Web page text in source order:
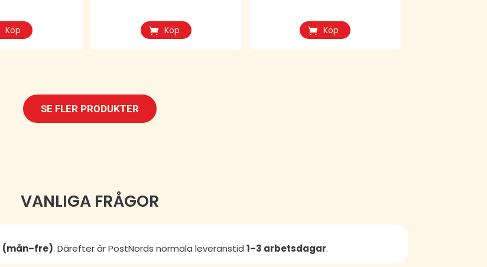
Köp Köp Köp
SE FLER PRODUKTER
VANLIGA FRÅGOR
(mån–fre). Därefter är PostNords normala leveranstid1–3 arbetsdagar.